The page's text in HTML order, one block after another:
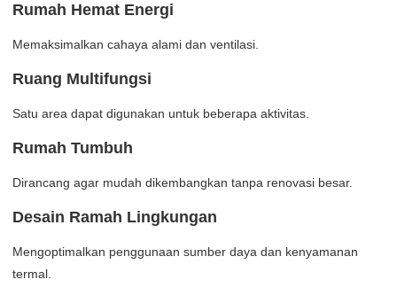
Rumah Hemat Energi
Memaksimalkan cahaya alami dan ventilasi.
Ruang Multifungsi
Satu area dapat digunakan untuk beberapa aktivitas.
Rumah Tumbuh
Dirancang agar mudah dikembangkan tanpa renovasi besar.
Desain Ramah Lingkungan
Mengoptimalkan penggunaan sumber daya dan kenyamanan
termal.